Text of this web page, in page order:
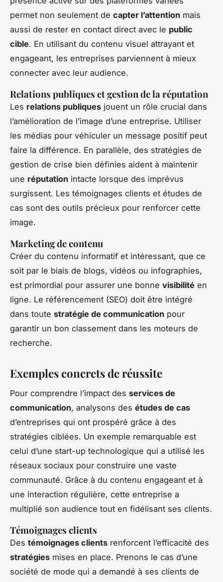
permet non seulement de capter l’attention mais
aussi de rester en contact direct avec le public
cible. En utilisant du contenu visuel attrayant et
engageant, les entreprises parviennent à mieux
connecter avec leur audience.
Relations publiques et gestion de la réputation
Les relations publiques jouent un rôle crucial dans
l’amélioration de l’image d’une entreprise. Utiliser
les médias pour véhiculer un message positif peut
faire la différence. En parallèle, des stratégies de
gestion de crise bien définies aident à maintenir
une réputation intacte lorsque des imprévus
surgissent. Les témoignages clients et études de
cas sont des outils précieux pour renforcer cette
image.
Marketing de contenu
Créer du contenu informatif et intéressant, que ce
soit par le biais de blogs, vidéos ou infographies,
est primordial pour assurer une bonne visibilité en
ligne. Le référencement (SEO) doit être intégré
dans toute stratégie de communication pour
garantir un bon classement dans les moteurs de
recherche.
Exemples concrets de réussite
Pour comprendre l’impact des services de
communication, analysons des études de cas
d’entreprises qui ont prospéré grâce à des
stratégies ciblées. Un exemple remarquable est
celui d’une start-up technologique qui a utilisé les
réseaux sociaux pour construire une vaste
communauté. Grâce à du contenu engageant et à
une interaction régulière, cette entreprise a
multiplié son audience tout en fidélisant ses clients.
Témoignages clients
Des témoignages clients renforcent l’efficacité des
stratégies mises en place. Prenons le cas d’une
société de mode qui a demandé à ses clients de